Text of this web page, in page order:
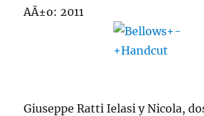
AÃ±o: 2011
Giuseppe Ratti Ielasi y Nicola,